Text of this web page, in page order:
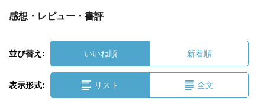
感想・レビュー・書評
並び替え: いいね順 新着順
表示形式: リスト 全文